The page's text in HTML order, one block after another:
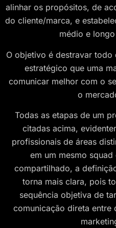
alinhar os propósitos, de
do cliente/marca, e
médio e
O objetivo é destravar
estratégico que uma
comunicar melhor com o
o
Todas as etapas de um
citadas acima,
profissionais de áreas
em um mesmo
compartilhado, a
torna mais clara, pois
sequência objetiva de
comunicação direta entre